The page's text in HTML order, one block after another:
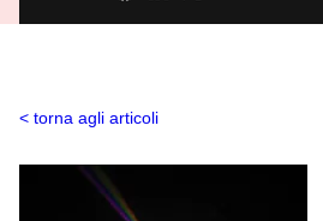
torna agli articoli